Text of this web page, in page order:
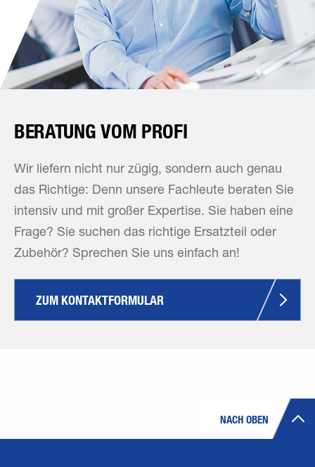
BERATUNG VOM PROFI
Wir liefern nicht nur zügig, sondern auch genau
das Richtige: Denn unsere Fachleute beraten Sie
intensiv und mit großer Expertise. Sie haben eine
Frage? Sie suchen das richtige Ersatzteil oder
Zubehör? Sprechen Sie uns einfach an!
ZUM KONTAKTFORMULAR
NACH OBEN